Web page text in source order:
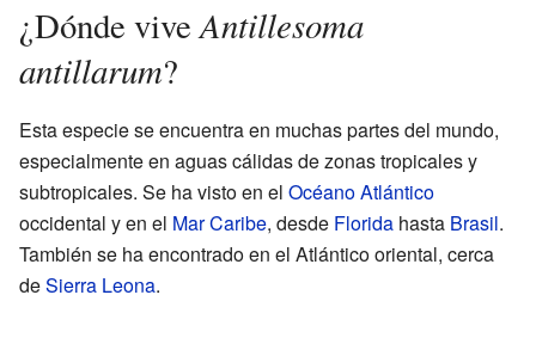
¿Dónde viveAntillesoma
antillarum?
Esta especie se encuentra en muchas partes del mundo,
especialmente en aguas cálidas de zonas tropicales y
subtropicales. Se ha visto en el Océano Atlántico
occidental y en el Mar Caribe, desde Florida hasta Brasil.
También se ha encontrado en el Atlántico oriental, cerca
deSierra Leona.